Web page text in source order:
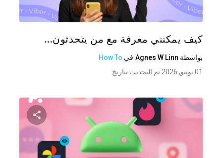
كيف يمكنني معرفة مع من يتحدثون...
بواسطة Agnes W Linn في How To
01 يونيو, 2026 تم التحديث بتاريخ
شارك